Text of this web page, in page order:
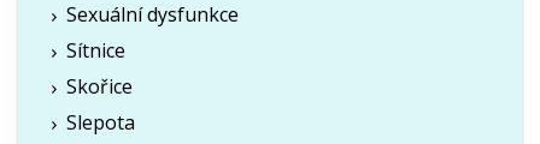
Sexuální dysfunkce
Sítnice
Skořice
Slepota